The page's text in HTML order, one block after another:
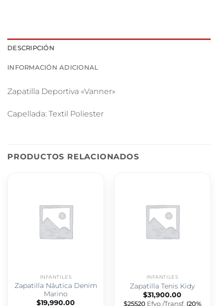
DESCRIPCIÓN
INFORMACIÓN ADICIONAL
Zapatilla Deportiva «Vanner»
Capellada: Textil Poliester
PRODUCTOS RELACIONADOS
INFANTILES
Zapatilla Náutica Denim
Marino
$19,990.00
INFANTILES
Zapatilla Tenis Kidy
$31,900.00
$25520 Efvo./Transf. (20%